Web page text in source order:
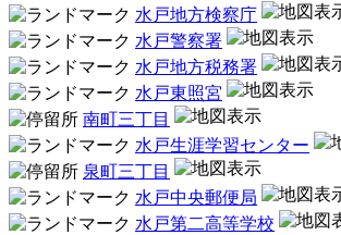
水戸地方検察庁
水戸警察署
水戸地方税務署
水戸東照宮
南町三丁目
水戸生涯学習センター
泉町三丁目
水戸中央郵便局
水戸第二高等学校